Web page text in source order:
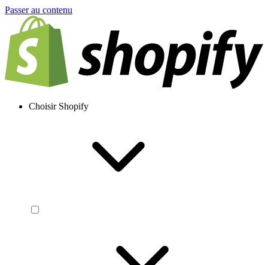
Passer au contenu
Choisir Shopify